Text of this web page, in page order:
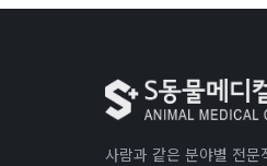
사람과 같은 분야별 전문